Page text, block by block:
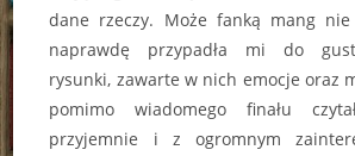
dane rzeczy. Może fanką mang nie
naprawdę przypadła mi do
rysunki, zawarte w nich emocje oraz
pomimo wiadomego finału
przyjemnie i z ogromnym